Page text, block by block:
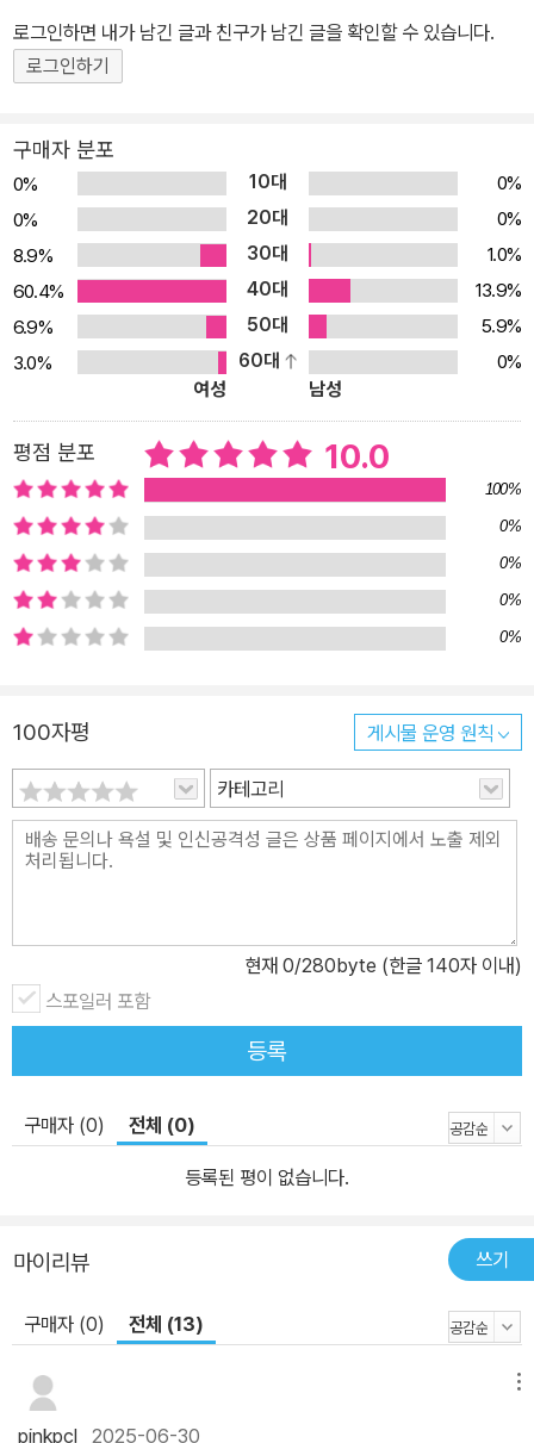
해요. 또한 어려운 부분에는 군데군데 QR코드 동영상을 첨부했어요.
페이퍼빌드가 직접 알려주는 동영상 강의를 들으면 더욱 쉽게 접을
자랑해봐요! 학교에서 모두의 관심을 받고 인기 스타가 될 거예요!
로그인하면 내가 남긴 글과 친구가 남긴 글을 확인할 수 있습니다.
로그인하기
구매자 분포
0% 10대
0%
0%
20대
0%
8.9%
30대
1.0%
60.4%
40대
13.9%
6.9%
50대
5.9%
3.0%
60대
0%
여성
남성
평점 분포 10.0
100%
0%
0%
0%
0%
100자평 게시물 운영 원칙
카테고리
현재 0/280byte (한글 140자 이내)
스포일러 포함
등록
구매자 (0) 전체 (0)
등록된 평이 없습니다.
마이리뷰 쓰기
구매자 (0) 전체 (13)
pinkpcl 2025-06-30